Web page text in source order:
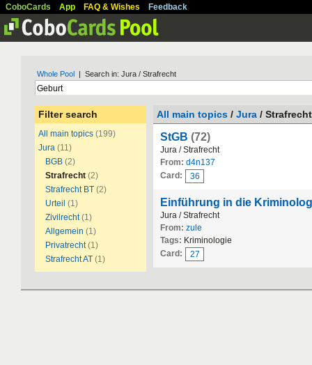
CoboCards App FAQ & Wishes Feedback
Whole Pool | Search in: Jura / Strafrecht
Filter search
All main topics (199)
Jura (11)
BGB (2)
Strafrecht (2)
Strafrecht BT (2)
Urteil (1)
Zivilrecht (1)
Allgemein (1)
Privatrecht (1)
Strafrecht AT (1)
All main topics / Jura / Strafrecht
StGB (72)
Jura / Strafrecht
From: d4n137
Card:
36
Einführung in die
Jura / Strafrecht
From: zule
Tags: Kriminologie
Card:
27